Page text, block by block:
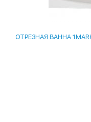
ОТРЕЗНАЯ ВАННА